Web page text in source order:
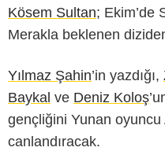
Kösem Sultan; Ekim’de
Merakla beklenen
Yılmaz Şahin’in yazdığı,
Baykal ve Deniz Koloş
gençliğini Yunan
canlandıracak.